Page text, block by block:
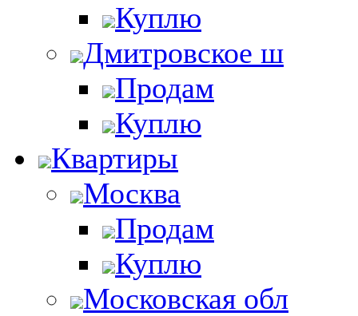
Куплю
Дмитровское ш
Продам
Куплю
Квартиры
Москва
Продам
Куплю
Московская обл